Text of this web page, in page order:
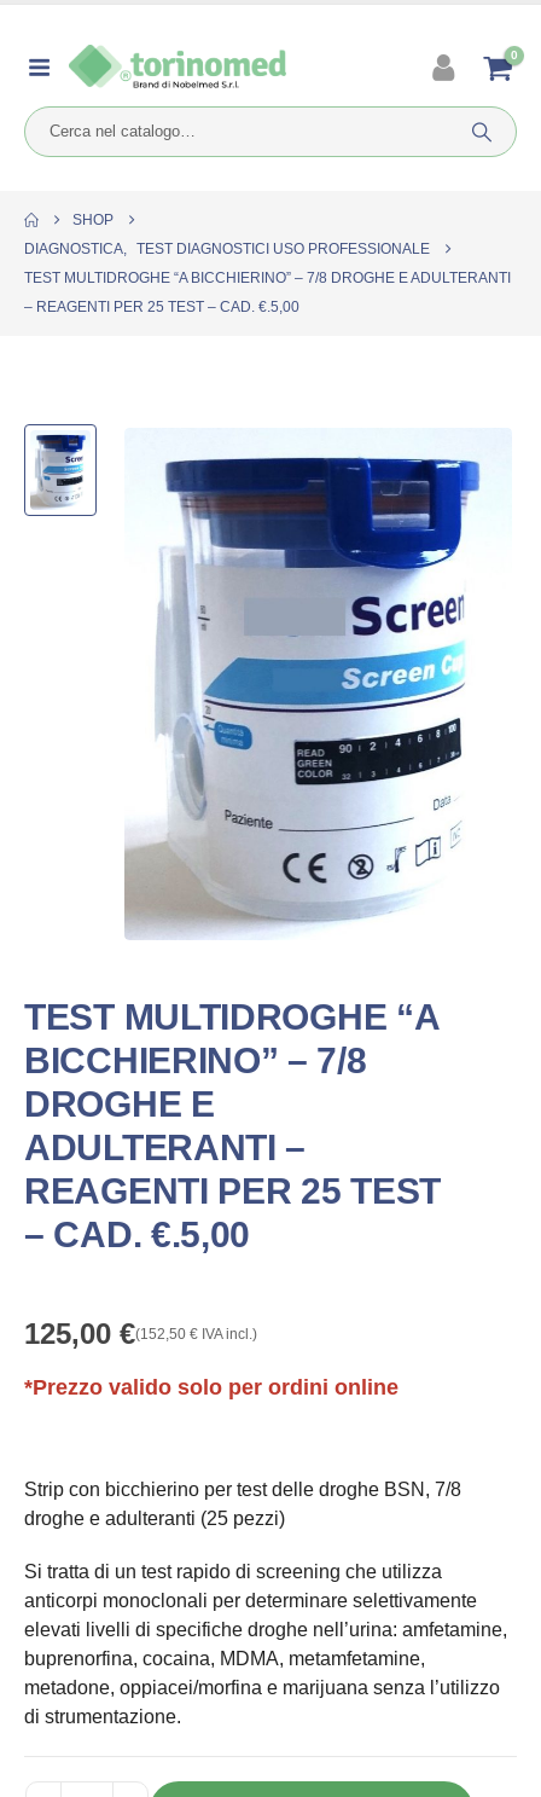
0
SHOP
DIAGNOSTICA, TEST DIAGNOSTICI USO PROFESSIONALE
TEST MULTIDROGHE “A BICCHIERINO” – 7/8 DROGHE E ADULTERANTI
– REAGENTI PER 25 TEST – CAD. €.5,00
TEST MULTIDROGHE “A
BICCHIERINO” – 7/8
DROGHE E
ADULTERANTI –
REAGENTI PER 25 TEST
– CAD. €.5,00
125,00 €(152,50 € IVA incl.)
*Prezzo valido solo per ordini online
Strip con bicchierino per test delle droghe BSN, 7/8
droghe e adulteranti (25 pezzi)
Si tratta di un test rapido di screening che utilizza
anticorpi monoclonali per determinare selettivamente
elevati livelli di specifiche droghe nell’urina: amfetamine,
buprenorfina, cocaina, MDMA, metamfetamine,
metadone, oppiacei/morfina e marijuana senza l’utilizzo
di strumentazione.